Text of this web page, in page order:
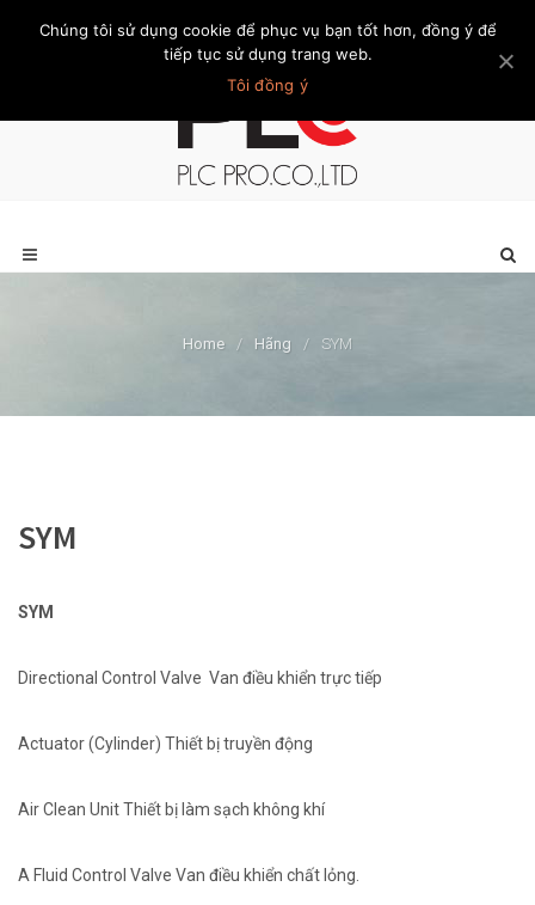
Trang chủ Giới thiệu Khách hàng Liên hệ Thành viên
Home / Hãng / SYM
SYM
SYM
Directional Control Valve Van điều khiển trực tiếp
Actuator (Cylinder) Thiết bị truyền động
Air Clean Unit Thiết bị làm sạch không khí
A Fluid Control Valve Van điều khiển chất lỏng.
Chúng tôi sử dụng cookie để phục vụ bạn tốt hơn, đồng ý để
tiếp tục sử dụng trang web.
Tôi đồng ý